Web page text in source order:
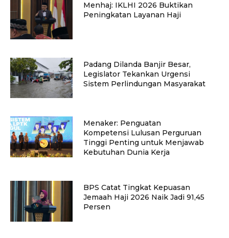
Menhaj: IKLHI 2026 Buktikan
Peningkatan Layanan Haji
Padang Dilanda Banjir Besar,
Legislator Tekankan Urgensi
Sistem Perlindungan Masyarakat
Menaker: Penguatan
Kompetensi Lulusan Perguruan
Tinggi Penting untuk Menjawab
Kebutuhan Dunia Kerja
BPS Catat Tingkat Kepuasan
Jemaah Haji 2026 Naik Jadi 91,45
Persen